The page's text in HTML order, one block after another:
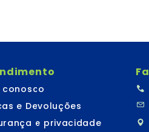
conosco
e Devoluções
e privacidade